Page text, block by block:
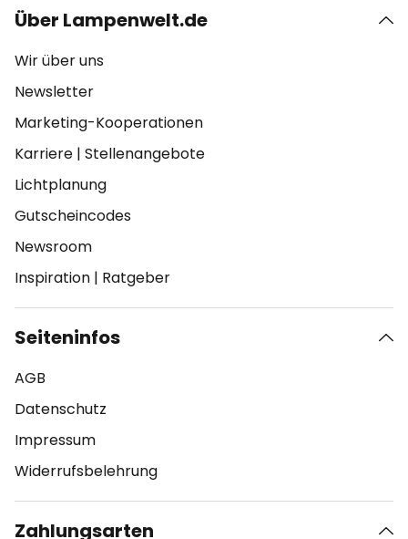
Über Lampenwelt.de
Wir über uns
Newsletter
Marketing-Kooperationen
Karriere | Stellenangebote
Lichtplanung
Gutscheincodes
Newsroom
Inspiration | Ratgeber
Seiteninfos
AGB
Datenschutz
Impressum
Widerrufsbelehrung
Zahlungsarten